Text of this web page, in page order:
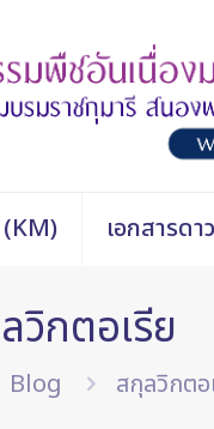
เอกสารด
วิกตอเรีย
Blog สกุลวิกตอ